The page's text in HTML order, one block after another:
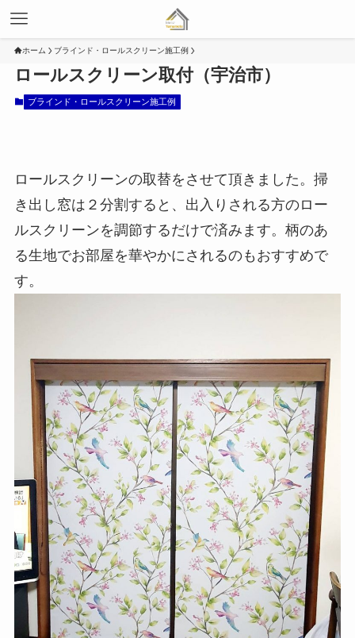
ホーム ブラインド・ロールスクリーン施工例
ロールスクリーン取付（宇治市）
ブラインド・ロールスクリーン施工例
ロールスクリーンの取替をさせて頂きました。掃
き出し窓は２分割すると、出入りされる方のロー
ルスクリーンを調節するだけで済みます。柄のあ
る生地でお部屋を華やかにされるのもおすすめで
す。